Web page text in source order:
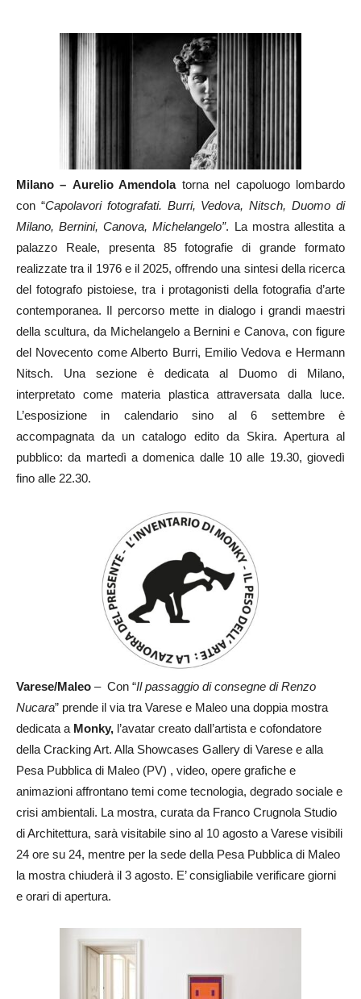
Milano – Aurelio Amendolatorna nel capoluogo lombardo
con “Capolavori fotografati. Burri, Vedova, Nitsch, Duomo di
Milano, Bernini, Canova, Michelangelo”. La mostra allestita a
palazzo Reale, presenta 85 fotografie di grande formato
realizzate tra il 1976 e il 2025, offrendo una sintesi della ricerca
del fotografo pistoiese, tra i protagonisti della fotografia d’arte
contemporanea. Il percorso mette in dialogo i grandi maestri
della scultura, da Michelangelo a Bernini e Canova, con figure
del Novecento come Alberto Burri, Emilio Vedova e Hermann
Nitsch. Una sezione è dedicata al Duomo di Milano,
interpretato come materia plastica attraversata dalla luce.
L’esposizione in calendario sino al 6 settembre è
accompagnata da un catalogo edito da Skira. Apertura al
pubblico: da martedì a domenica dalle 10 alle 19.30, giovedì
fino alle 22.30.
Varese/Maleo – Con “Il passaggio di consegne di Renzo
Nucara” prende il via tra Varese e Maleo una doppia mostra
dedicata a Monky, l’avatar creato dall’artista e cofondatore
della Cracking Art. Alla Showcases Gallery di Varese e alla
Pesa Pubblica di Maleo (PV) , video, opere grafiche e
animazioni affrontano temi come tecnologia, degrado sociale e
crisi ambientali. La mostra, curata da Franco Crugnola Studio
di Architettura, sarà visitabile sino al 10 agosto a Varese visibili
24 ore su 24, mentre per la sede della Pesa Pubblica di Maleo
la mostra chiuderà il 3 agosto. E’ consigliabile verificare giorni
e orari di apertura.